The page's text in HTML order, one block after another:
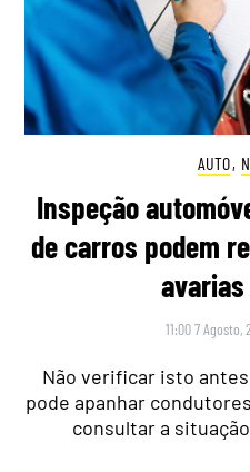
AUTO,
Inspeção
de carros podem
11:00 7 Agosto,
Não verificar isto
pode apanhar
consultar a